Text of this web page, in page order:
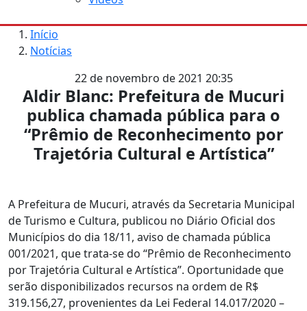
Início
Notícias
22 de novembro de 2021 20:35
Aldir Blanc: Prefeitura de Mucuri
publica chamada pública para o
“Prêmio de Reconhecimento por
Trajetória Cultural e Artística”
A Prefeitura de Mucuri, através da Secretaria Municipal
de Turismo e Cultura, publicou no Diário Oficial dos
Municípios do dia 18/11, aviso de chamada pública
001/2021, que trata-se do “Prêmio de Reconhecimento
por Trajetória Cultural e Artística”. Oportunidade que
serão disponibilizados recursos na ordem de R$
319.156,27, provenientes da Lei Federal 14.017/2020 –